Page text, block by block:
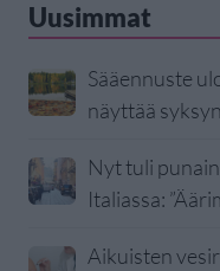
Uusimmat
Sääennuste
näyttää
Nyt tuli
Italiassa:
Aikuisten